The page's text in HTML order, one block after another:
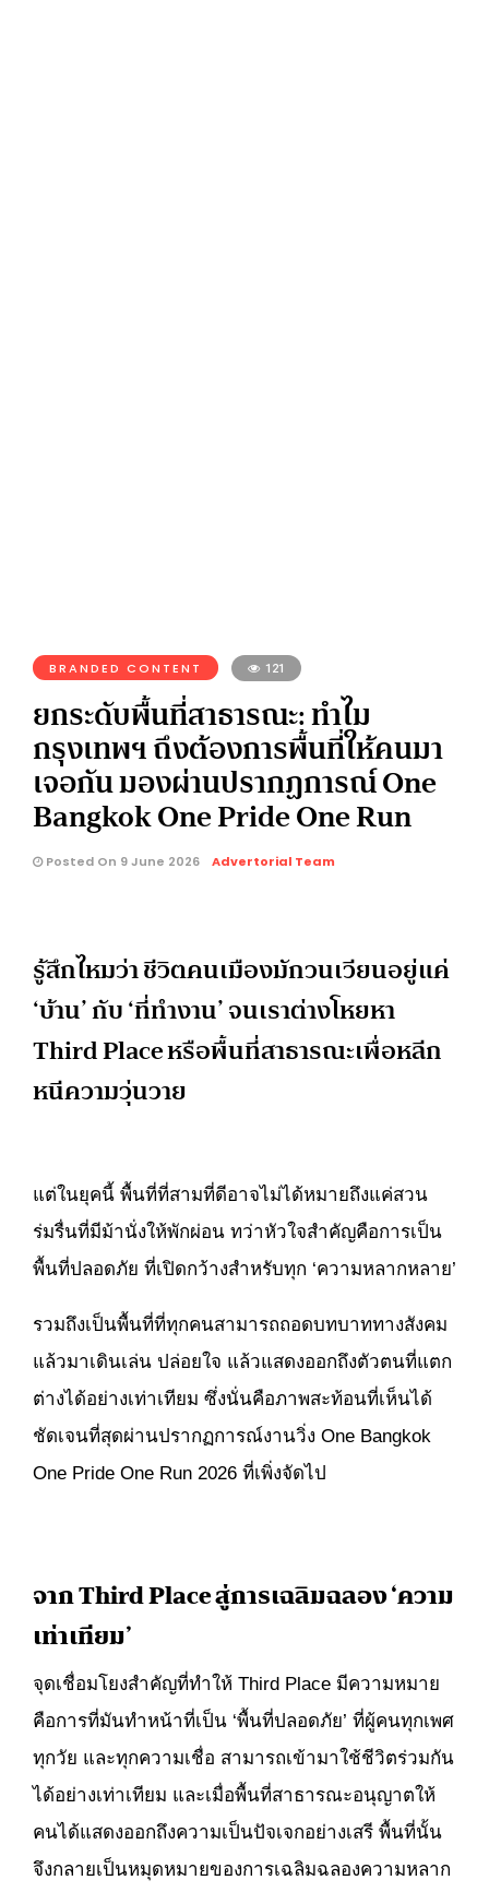
BRANDED CONTENT 121
ยกระดับพื้นที่สาธารณะ: ทำไม
กรุงเทพฯ ถึงต้องการพื้นที่ให้คนมา
เจอกัน มองผ่านปรากฏการณ์ One
Bangkok One Pride One Run
Posted On 9 June 2026 Advertorial Team
รู้สึกไหมว่า ชีวิตคนเมืองมักวนเวียนอยู่แค่
‘บ้าน’ กับ ‘ที่ทำงาน’ จนเราต่างโหยหา
Third Place หรือพื้นที่สาธารณะเพื่อหลีก
หนีความวุ่นวาย
แต่ในยุคนี้ พื้นที่ที่สามที่ดีอาจไม่ได้หมายถึงแค่สวน
ร่มรื่นที่มีม้านั่งให้พักผ่อน ทว่าหัวใจสำคัญคือการเป็น
พื้นที่ปลอดภัย ที่เปิดกว้างสำหรับทุก ‘ความหลากหลาย’
รวมถึงเป็นพื้นที่ที่ทุกคนสามารถถอดบทบาททางสังคม
แล้วมาเดินเล่น ปล่อยใจ แล้วแสดงออกถึงตัวตนที่แตก
ต่างได้อย่างเท่าเทียม ซึ่งนั่นคือภาพสะท้อนที่เห็นได้
ชัดเจนที่สุดผ่านปรากฏการณ์งานวิ่ง One Bangkok
One Pride One Run 2026 ที่เพิ่งจัดไป
จาก Third Place สู่การเฉลิมฉลอง ‘ความ
เท่าเทียม’
จุดเชื่อมโยงสำคัญที่ทำให้ Third Place มีความหมาย
คือการที่มันทำหน้าที่เป็น ‘พื้นที่ปลอดภัย’ ที่ผู้คนทุกเพศ
ทุกวัย และทุกความเชื่อ สามารถเข้ามาใช้ชีวิตร่วมกัน
ได้อย่างเท่าเทียม และเมื่อพื้นที่สาธารณะอนุญาตให้
คนได้แสดงออกถึงความเป็นปัจเจกอย่างเสรี พื้นที่นั้น
จึงกลายเป็นหมุดหมายของการเฉลิมฉลองความหลาก